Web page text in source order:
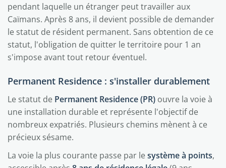
pendant laquelle un étranger peut travailler aux
Caïmans. Après 8 ans, il devient possible de demander
le statut de résident permanent. Sans obtention de ce
statut, l'obligation de quitter le territoire pour 1 an
s'impose avant tout retour éventuel.
Permanent Residence : s'installer durablement
Le statut de Permanent Residence (PR) ouvre la voie à
une installation durable et représente l'objectif de
nombreux expatriés. Plusieurs chemins mènent à ce
précieux sésame.
La voie la plus courante passe par lesystème à points,